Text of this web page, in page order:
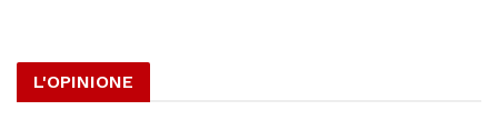
L'OPINIONE